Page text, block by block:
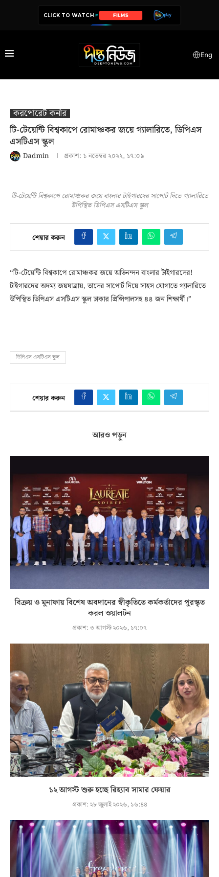
CLICK TO WATCH FILMS
Eng
করপোরেট কর্নার
টি-টেয়েন্টি বিশ্বকাপে রোমাঞ্চকর জয়ে গ্যালারিতে, ডিপিএস
এসটিএস স্কুল
Dadmin প্রকাশ: ১ নভেম্বর ২০২২, ১৭:০৯
টি-টেয়েন্টি বিশ্বকাপে রোমাঞ্চকর জয়ে বাংলার টাইগারদের সাপোর্ট দিতে গ্যালারিতে
উপিস্থিত ডিপিএস এসটিএস স্কুল
শেয়ার করুন
“টি-টেয়েন্টি বিশ্বকাপে রোমাঞ্চকর জয়ে অভিনন্দন বাংলার টাইগারদের!
টাইগারদের অদম্য জয়যাত্রায়, তাদের সাপোর্ট দিয়ে সাহস যোগাতে গ্যালারিতে
উপিস্থিত ডিপিএস এসটিএস স্কুল ঢাকার প্রিন্সিপালসহ ৪৪ জন শিক্ষার্থী।”
ডিপিএস এসটিএস স্কুল
শেয়ার করুন
আরও পড়ুন
বিক্রয় ও মুনাফায় বিশেষ অবদানের স্বীকৃতিতে কর্মকর্তাদের পুরস্কৃত
করল ওয়ালটন
প্রকাশ:৩ আগস্ট ২০২৬, ১৭:০৭
১২ আগস্ট শুরু হচ্ছে রিহ্যাব সামার ফেয়ার
প্রকাশ: ২৮ জুলাই ২০২৬, ১৬:৪৪